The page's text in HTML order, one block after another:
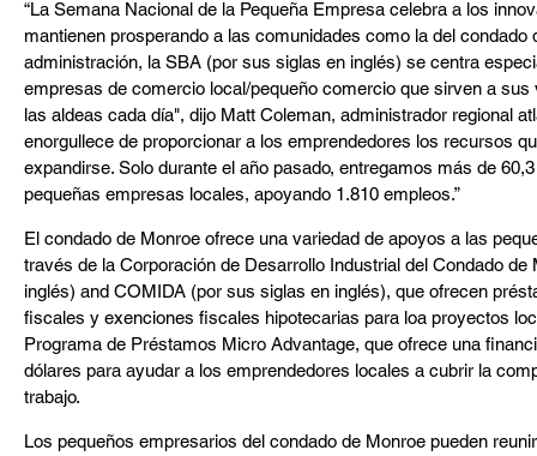
“La Semana Nacional de la Pequeña Empresa celebra a los
mantienen prosperando a las comunidades como la del
administración, la SBA (por sus siglas en inglés) se centra
empresas de comercio local/pequeño comercio que sirven a
las aldeas cada día", dijo Matt Coleman, administrador regional
enorgullece de proporcionar a los emprendedores los recursos
expandirse. Solo durante el año pasado, entregamos más de
pequeñas empresas locales, apoyando 1.810 empleos.”
El condado de Monroe ofrece una variedad de apoyos a las
través de la Corporación de Desarrollo Industrial del Condado
inglés) and COMIDA (por sus siglas en inglés), que ofrecen
fiscales y exenciones fiscales hipotecarias para loa proyectos
Programa de Préstamos Micro Advantage, que ofrece una
dólares para ayudar a los emprendedores locales a cubrir la
trabajo.
Los pequeños empresarios del condado de Monroe pueden